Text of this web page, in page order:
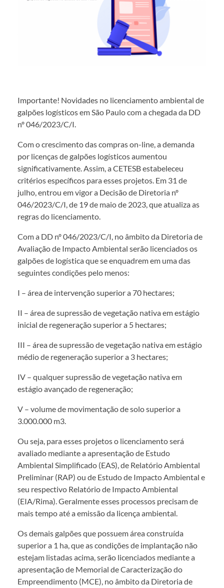
Importante! Novidades no licenciamento ambiental de
galpões logísticos em São Paulo com a chegada da DD
nº 046/2023/C/I.
Com o crescimento das compras on-line, a demanda
por licenças de galpões logísticos aumentou
significativamente. Assim, a CETESB estabeleceu
critérios específicos para esses projetos. Em 31 de
julho, entrou em vigor a Decisão de Diretoria nº
046/2023/C/I, de 19 de maio de 2023, que atualiza as
regras do licenciamento.
Com a DD nº 046/2023/C/I, no âmbito da Diretoria de
Avaliação de Impacto Ambiental serão licenciados os
galpões de logística que se enquadrem em uma das
seguintes condições pelo menos:
I – área de intervenção superior a 70 hectares;
II – área de supressão de vegetação nativa em estágio
inicial de regeneração superior a 5 hectares;
III – área de supressão de vegetação nativa em estágio
médio de regeneração superior a 3 hectares;
IV – qualquer supressão de vegetação nativa em
estágio avançado de regeneração;
V – volume de movimentação de solo superior a
3.000.000 m3.
Ou seja, para esses projetos o licenciamento será
avaliado mediante a apresentação de Estudo
Ambiental Simplificado (EAS), de Relatório Ambiental
Preliminar (RAP) ou de Estudo de Impacto Ambiental e
seu respectivo Relatório de Impacto Ambiental
(EIA/Rima). Geralmente esses processos precisam de
mais tempo até a emissão da licença ambiental.
Os demais galpões que possuem área construída
superior a 1 ha, que as condições de implantação não
estejam listadas acima, serão licenciados mediante a
apresentação de Memorial de Caracterização do
Empreendimento (MCE), no âmbito da Diretoria de